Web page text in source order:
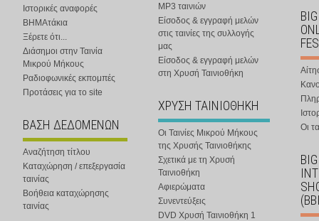
Ιστορικές αναφορές
ΒΗΜΑτάκια
Ξέρετε ότι...
Διάσημοι στην Ταινία
Μικρού Μήκους
Ραδιοφωνικές εκπομπές
Προτάσεις για το site
ΒΑΣΗ ΔΕΔΟΜΕΝΩΝ
Αναζήτηση τίτλου
Καταχώρηση / επεξεργασία
ταινίας
Βοήθεια καταχώρησης
ταινίας
MP3 ταινιών
Είσοδος & εγγραφή μελών
στις ταινίες της συλλογής
μας
Είσοδος & εγγραφή μελών
στη Χρυσή Ταινιοθήκη
ΧΡΥΣΗ ΤΑΙΝΙΟΘΗΚΗ
Οι Ταινίες Μικρού Μήκους
της Χρυσής Ταινιοθήκης
Σχετικά με τη Χρυσή
Ταινιοθήκη
Αφιερώματα
Συνεντεύξεις
DVD Χρυσή Ταινιοθήκη 1
Οι